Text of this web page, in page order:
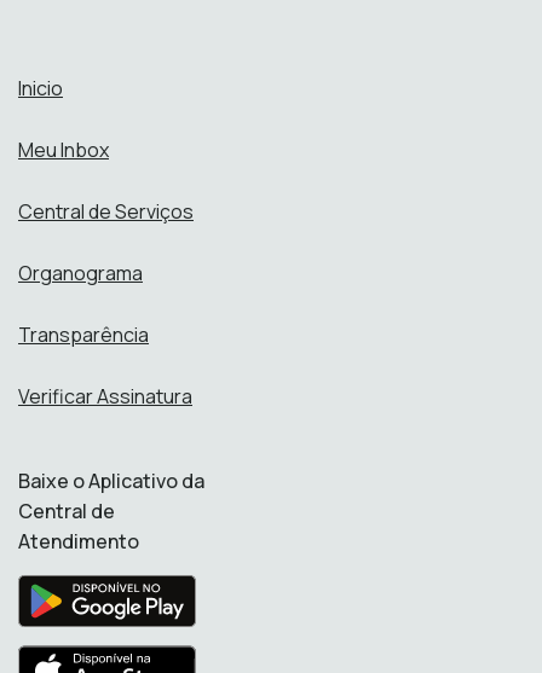
Inicio
Meu Inbox
Central de Serviços
Organograma
Transparência
Verificar Assinatura
Baixe o Aplicativo da
Central de
Atendimento